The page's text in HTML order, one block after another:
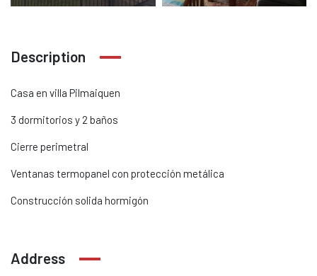
Description
Casa en villa Pilmaiquen
3 dormitorios y 2 baños
Cierre perimetral
Ventanas termopanel con protección metálica
Construcción solida hormigón
Address